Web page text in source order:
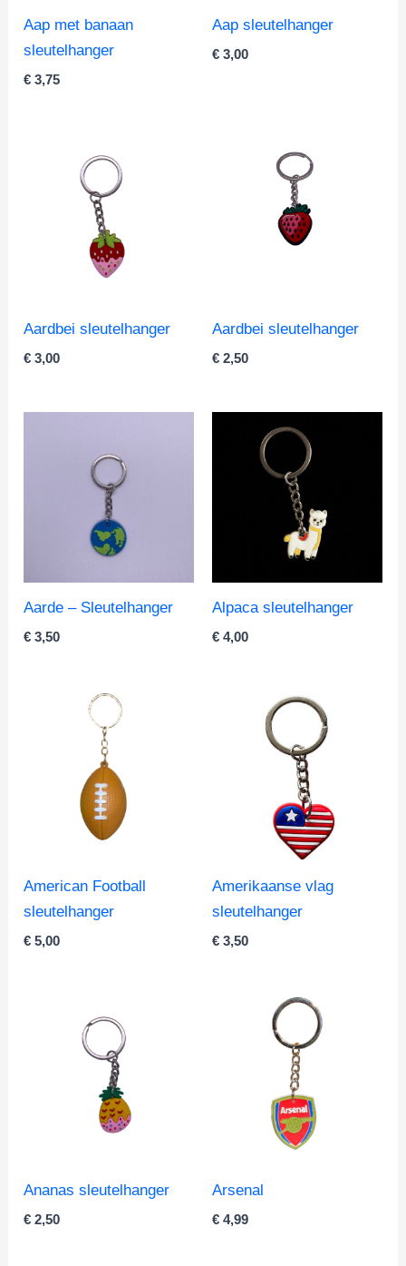
Aap met banaan
sleutelhanger
€ 3,75
Aap sleutelhanger
€ 3,00
Aardbei sleutelhanger
€ 3,00
Aardbei sleutelhanger
€ 2,50
Aarde – Sleutelhanger
€ 3,50
Alpaca sleutelhanger
€ 4,00
American Football
sleutelhanger
€ 5,00
Amerikaanse vlag
sleutelhanger
€ 3,50
Ananas sleutelhanger
€ 2,50
Arsenal
€ 4,99